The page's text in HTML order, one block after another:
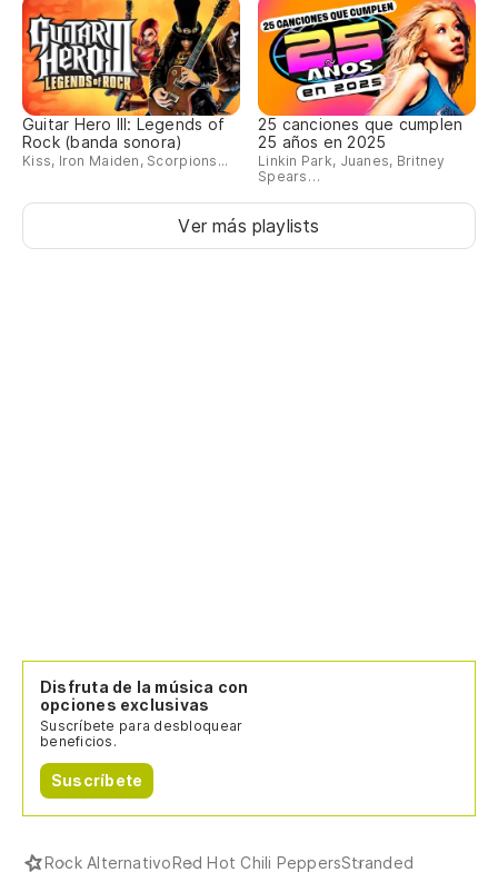
Guitar Hero III: Legends of
Rock (banda sonora)
Kiss, Iron Maiden, Scorpions...
25 canciones que cumplen
25 años en 2025
Linkin Park, Juanes, Britney
Spears…
Ver más playlists
Disfruta de la música con
opciones exclusivas
Suscríbete para desbloquear
beneficios.
Suscríbete
Rock AlternativoRed Hot Chili PeppersStranded